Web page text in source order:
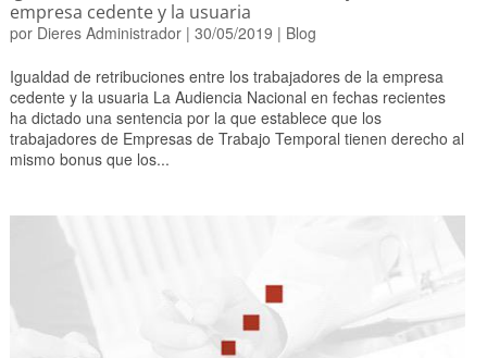
empresa cedente y la usuaria
por Dieres Administrador| 30/05/2019 | Blog
Igualdad de retribuciones entre los trabajadores de la empresa
cedente y la usuaria La Audiencia Nacional en fechas recientes
ha dictado una sentencia por la que establece que los
trabajadores de Empresas de Trabajo Temporal tienen derecho al
mismo bonus que los...